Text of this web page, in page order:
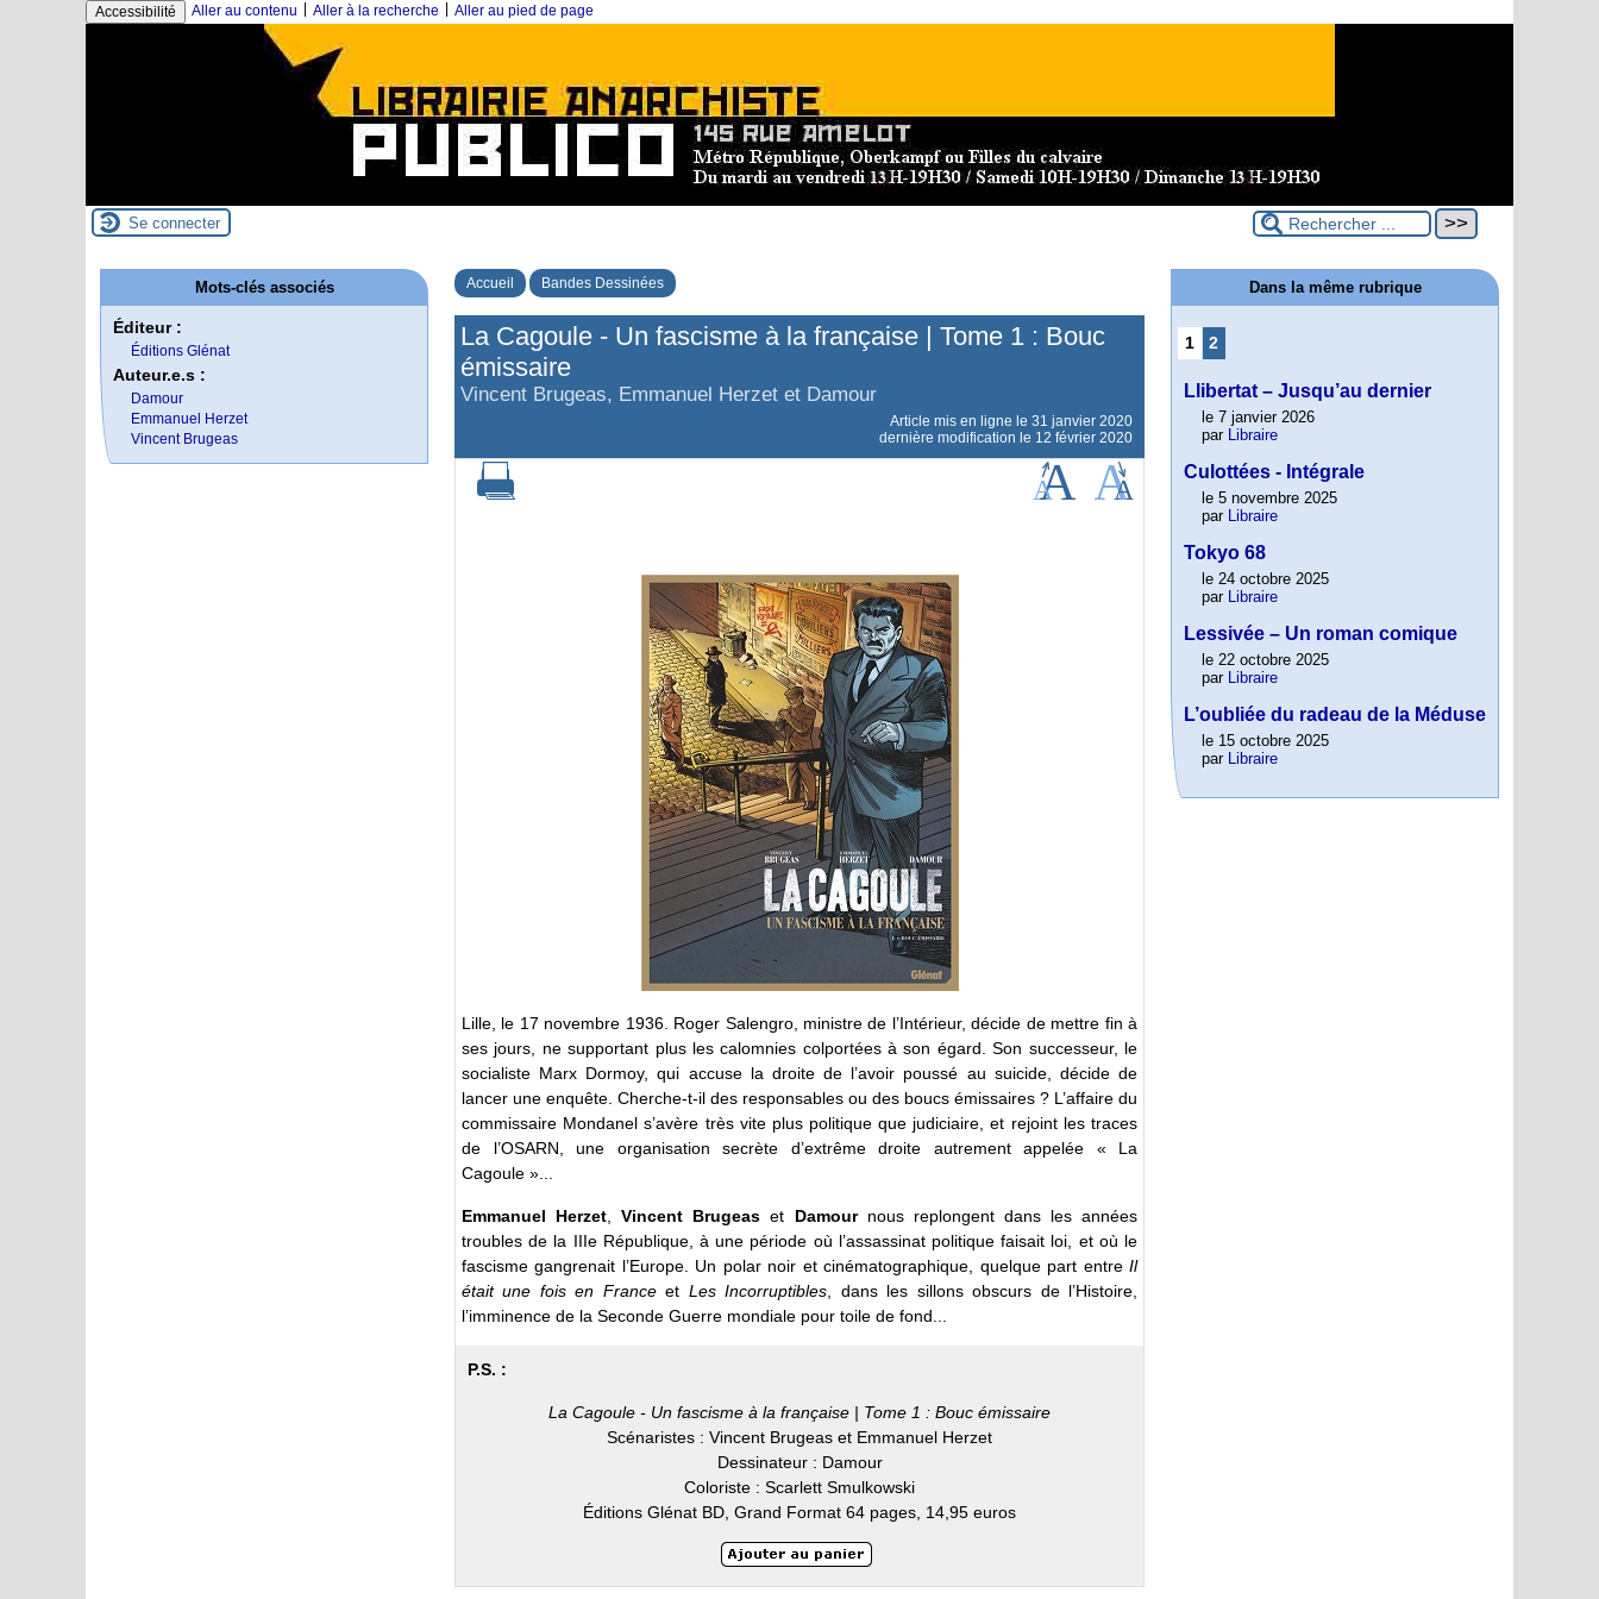
Accessibilité Aller au contenu Aller à la recherche Aller au pied de page
Se connecter
Accueil Bandes Dessinées
La Cagoule - Un fascisme à la française | Tome 1 : Bouc
émissaire
Vincent Brugeas, Emmanuel Herzet et Damour
Article mis en ligne le 31 janvier 2020
dernière modification le 12 février 2020
Lille, le 17 novembre 1936. Roger Salengro, ministre de l’Intérieur, décide de mettre fin à
ses jours, ne supportant plus les calomnies colportées à son égard. Son successeur, le
socialiste Marx Dormoy, qui accuse la droite de l’avoir poussé au suicide, décide de
lancer une enquête. Cherche-t-il des responsables ou des boucs émissaires ? L’affaire du
commissaire Mondanel s’avère très vite plus politique que judiciaire, et rejoint les traces
de l’OSARN, une organisation secrète d’extrême droite autrement appelée « La
Cagoule »...
Emmanuel Herzet ,Vincent Brugeas et Damournous replongent dans les années
troubles de la IIIe République, à une période où l’assassinat politique faisait loi, et où le
fascisme gangrenait l’Europe. Un polar noir et cinématographique, quelque part entre Il
était une fois en Franceet Les Incorruptibles , dans les sillons obscurs de l’Histoire,
l’imminence de la Seconde Guerre mondiale pour toile de fond...
P.S. :
La Cagoule - Un fascisme à la française | Tome 1 : Bouc émissaire
Scénaristes : Vincent Brugeas et Emmanuel Herzet
Dessinateur : Damour
Coloriste : Scarlett Smulkowski
Éditions Glénat BD, Grand Format 64 pages, 14,95 euros
Mots-clés associés
Éditeur :
Éditions Glénat
Auteur.e.s :
Damour
Emmanuel Herzet
Vincent Brugeas
Dans la même rubrique
1 2
Llibertat – Jusqu’au dernier
le 7 janvier 2026
par Libraire
Culottées - Intégrale
le 5 novembre 2025
par Libraire
Tokyo 68
le 24 octobre 2025
par Libraire
Lessivée – Un roman comique
le 22 octobre 2025
par Libraire
L’oubliée du radeau de la Méduse
le 15 octobre 2025
par Libraire